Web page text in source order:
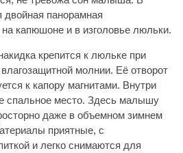
двойная панорамная
капюшоне и в изголовье люльки.
крепится к люльке при
молнии. Её отворот
к капору магнитами. Внутри
спальное место. Здесь малышу
даже в объемном зимнем
приятные, с
и легко снимаются для